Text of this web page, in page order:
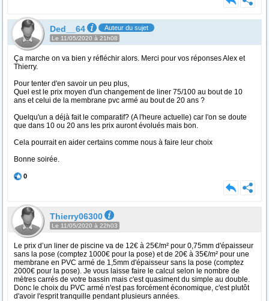
Ded__64 Auteur du sujet
Le 11/05/2020 à 21h08
Ça marche on va bien y réfléchir alors. Merci pour vos réponses Alex et
Thierry.
Pour tenter d'en savoir un peu plus,
Quel est le prix moyen d'un changement de liner 75/100 au bout de 10
ans et celui de la membrane pvc armé au bout de 20 ans ?
Quelqu'un a déjà fait le comparatif? (A l'heure actuelle) car l'on se doute
que dans 10 ou 20 ans les prix auront évolués mais bon.
Cela pourrait en aider certains comme nous à faire leur choix
Bonne soirée.
0
Thierry06300
Le 11/05/2020 à 22h03
Le prix d’un liner de piscine va de 12€ à 25€/m² pour 0,75mm d'épaisseur
sans la pose (comptez 1000€ pour la pose) et de 20€ à 35€/m² pour une
membrane en PVC armé de 1,5mm d'épaisseur sans la pose (comptez
2000€ pour la pose). Je vous laisse faire le calcul selon le nombre de
mètres carrés de votre bassin mais c'est quasiment du simple au double.
Donc le choix du PVC armé n'est pas forcément économique, c'est plutôt
d'avoir l'esprit tranquille pendant plusieurs années.